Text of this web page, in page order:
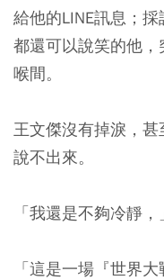
給他的LINE訊息；
都還可以說笑的他
喉間。
王文傑沒有掉淚，
說不出來。
「我還是不夠冷靜，
「這是一場『世界